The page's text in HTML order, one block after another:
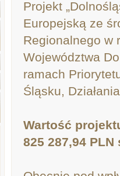
Projekt
Europejską ze
Regionalnego w
Województwa
ramach
Śląsku,
Wartość
825 287,94